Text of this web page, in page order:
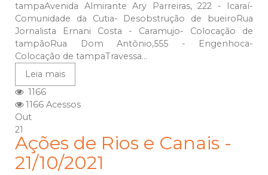
tampaAvenida Almirante Ary Parreiras, 222 - Icaraí-
Comunidade da Cutia- Desobstrução de bueiroRua
Jornalista Ernani Costa - Caramujo- Colocação de
tampãoRua Dom Antônio,555 - Engenhoca-
Colocação de tampaTravessa...
Leia mais
1166
1166 Acessos
Out
21
Ações de Rios e Canais -
21/10/2021